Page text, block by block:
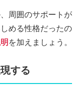
周囲のサポートが
める性格だったの
を加えましょう。
する